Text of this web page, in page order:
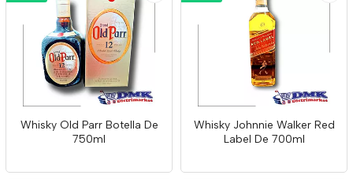
Whisky Old Parr Botella De
750ml
Whisky Johnnie Walker Red
Label De 700ml